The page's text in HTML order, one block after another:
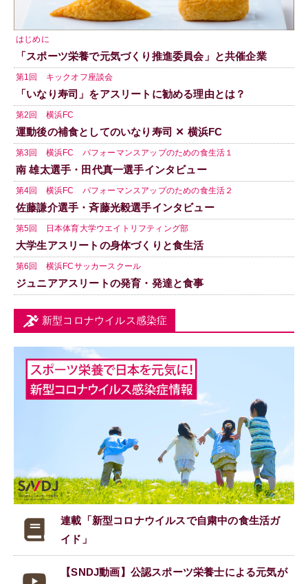
はじめに
「スポーツ栄養で元気づくり推進委員会」と共催企業
第1回 キックオフ座談会
「いなり寿司」をアスリートに勧める理由とは？
第2回 横浜FC
運動後の補食としてのいなり寿司 ✕ 横浜FC
第3回 横浜FC パフォーマンスアップのための食生活１
南 雄太選手・田代真一選手インタビュー
第4回 横浜FC パフォーマンスアップのための食生活２
佐藤謙介選手・斉藤光毅選手インタビュー
第5回 日本体育大学ウエイトリフティング部
大学生アスリートの身体づくりと食生活
第6回 横浜FCサッカースクール
ジュニアアスリートの発育・発達と食事
新型コロナウイルス感染症
連載「新型コロナウイルスで自粛中の食生活ガ
イド」
【SNDJ動画】公認スポーツ栄養士による元気が